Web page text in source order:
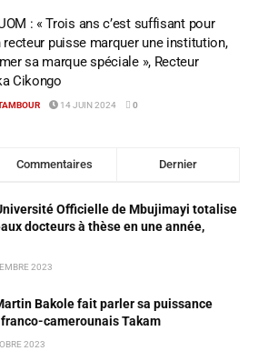
: « Trois ans c’est suffisant pour
recteur puisse marquer une institution,
sa marque spéciale », Recteur
Cikongo
14 JUIN 2024 0
Commentaires Dernier
Officielle de Mbujimayi totalise
docteurs à thèse en une année,
2023
Bakole fait parler sa puissance
camerounais Takam
2023